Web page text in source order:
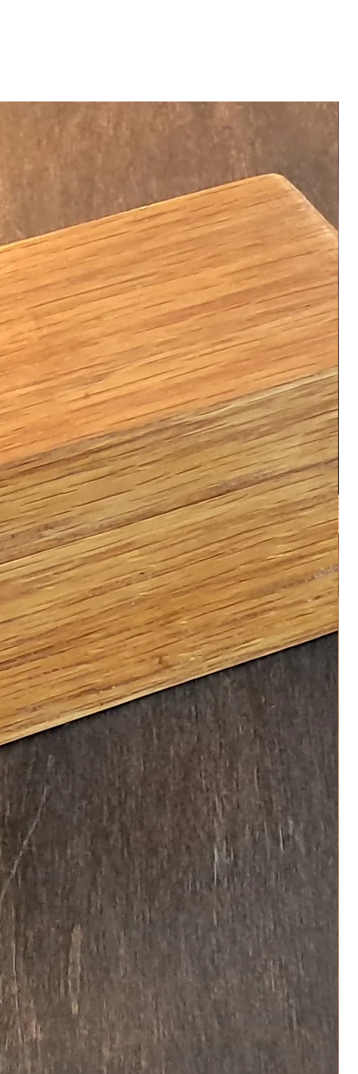
metredir.
fiş adaptörü ve ampul de
için kendine has detaylar
ürün farklı desen ve tarza
konu görsellik olduğu için
yüksek çözünürlüklü kamera ile
bilgisayar monitörleri ve
ufak renk değişimleri olabilir.